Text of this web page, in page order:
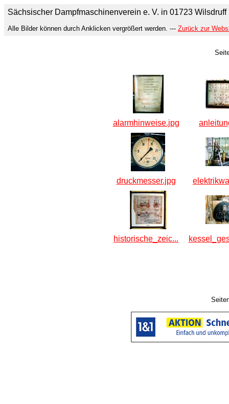
Sächsischer Dampfmaschinenverein e. V. in 01723 Wilsdruff
Alle Bilder können durch Anklicken vergrößert werden. --- Zurück zur
alarmhinweise.jpg
druckmesser.jpg
historische_zeic...